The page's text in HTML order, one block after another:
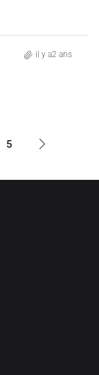
il y a2 ans
5